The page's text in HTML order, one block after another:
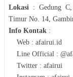
Lokasi : Gedung
Timur No. 14,
Info Kontak :
Web : afairui.id
Line Official :
Twitter : afairui